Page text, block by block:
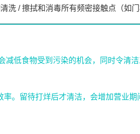
洗 / 擦拭和消毒所有频密接触点（如
减低食物受到污染的机会，同时令清
率。留待打烊后才清洁，会增加营业